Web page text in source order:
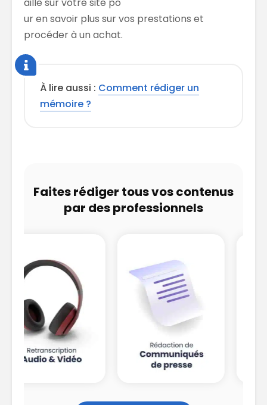
ur en savoir plus sur vos prestations et
procéder à un achat.
À lire aussi : Comment rédiger un
mémoire ?
Faites rédiger tous vos contenus
par des professionnels